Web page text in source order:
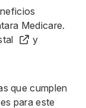
Medicare.
y
que cumplen
para este